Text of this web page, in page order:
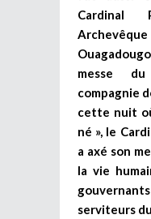
Cardinal
messe
compagnie
cette nuit
né », le
a axé son
la vie
serviteurs